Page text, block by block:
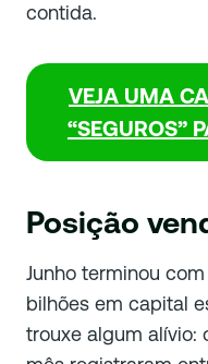
contida.
VEJA UMA
“SEGUROS”
Posição
Junho terminou
bilhões em capital
trouxe algum alívio: